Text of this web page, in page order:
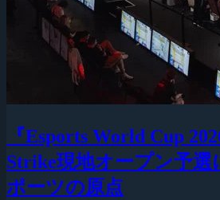
『Esports World Cup
Strike現地オープン予選
ポーツの原点